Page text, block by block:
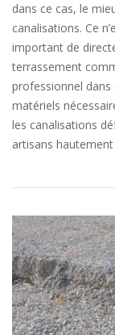
dans ce cas, le
canalisations. Ce
important de
terrassement
professionnel
matériels
les canalisations
artisans